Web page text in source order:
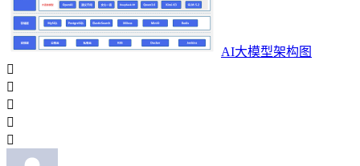
AI大模型架构图




